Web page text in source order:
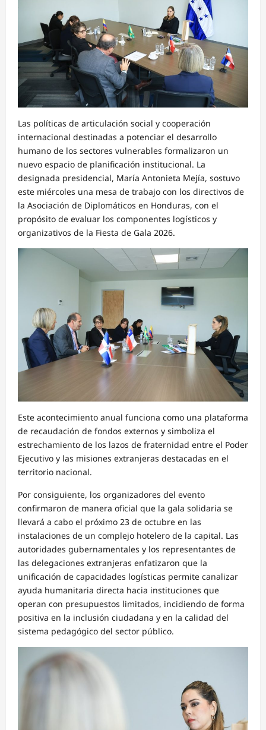
Las políticas de articulación social y cooperación
internacional destinadas a potenciar el desarrollo
humano de los sectores vulnerables formalizaron un
nuevo espacio de planificación institucional. La
designada presidencial, María Antonieta Mejía, sostuvo
este miércoles una mesa de trabajo con los directivos de
la Asociación de Diplomáticos en Honduras, con el
propósito de evaluar los componentes logísticos y
organizativos de la Fiesta de Gala 2026.
Este acontecimiento anual funciona como una plataforma
de recaudación de fondos externos y simboliza el
estrechamiento de los lazos de fraternidad entre el Poder
Ejecutivo y las misiones extranjeras destacadas en el
territorio nacional.
Por consiguiente, los organizadores del evento
confirmaron de manera oficial que la gala solidaria se
llevará a cabo el próximo 23 de octubre en las
instalaciones de un complejo hotelero de la capital. Las
autoridades gubernamentales y los representantes de
las delegaciones extranjeras enfatizaron que la
unificación de capacidades logísticas permite canalizar
ayuda humanitaria directa hacia instituciones que
operan con presupuestos limitados, incidiendo de forma
positiva en la inclusión ciudadana y en la calidad del
sistema pedagógico del sector público.